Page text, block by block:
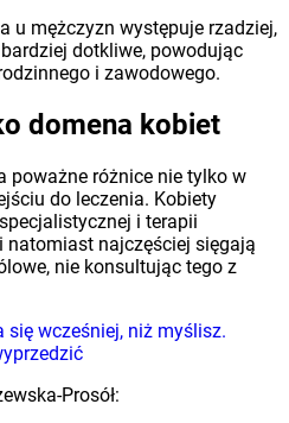
u mężczyzn występuje rzadziej,
dotkliwe, powodując
i zawodowego.
domena kobiet
poważne różnice nie tylko w
do leczenia. Kobiety
i terapii
najczęściej sięgają
nie konsultując tego z
się wcześniej, niż myślisz.
Prosół: